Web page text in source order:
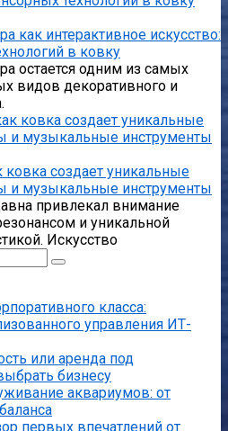
как интерактивное искусство:
в ковку
остается одним из самых
видов декоративного и
ковка создает уникальные
и музыкальные инструменты
привлекал внимание
и уникальной
Искусство
класса:
управления ИТ-
или аренда под
бизнесу
аквариумов: от
первых впечатлений от